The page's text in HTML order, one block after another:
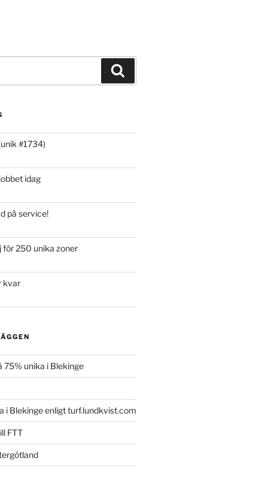
#1734)
idag
på service!
för 250 unika zoner
kvar
75% unika i Blekinge
i Blekinge enligt turf.lundkvist.com
FTT